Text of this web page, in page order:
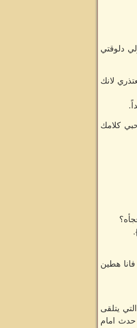
دلوقتي
لانك
كلامك
هطين
يتلقى
حدث امام